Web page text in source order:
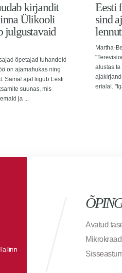
kirjandit
Ülikooli
julgustavaid
õpetajad tuhandeid
on ajamahukas ning
Samal ajal liigub Eesti
suunas, mis
ja ...
Eesti
sind
Martha-
alustas
erialal.
Avatud